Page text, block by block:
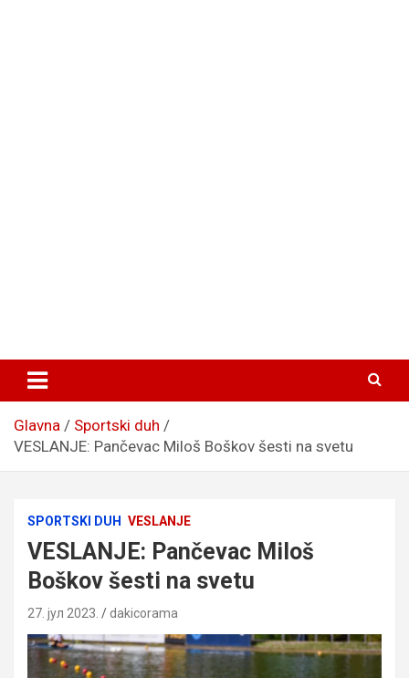
Glavna
Sportski duh
VESLANJE: Pančevac Miloš Boškov šesti na svetu
SPORTSKI DUH VESLANJE
VESLANJE: Pančevac Miloš
Boškov šesti na svetu
27. јул 2023. dakicorama